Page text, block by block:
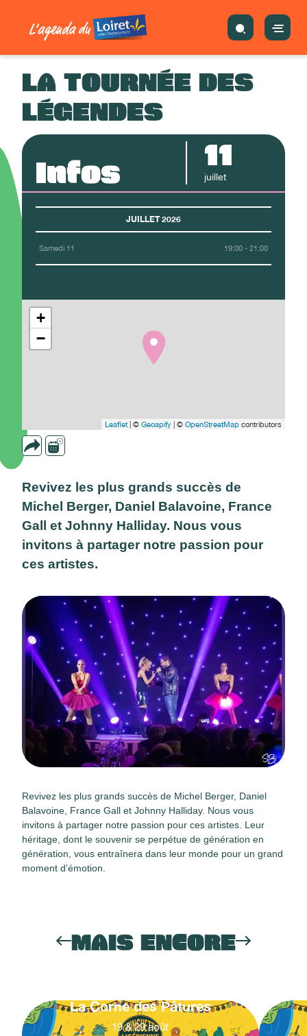
LA TOURNÉE DES
LÉGENDES
Infos 11
juillet
JUILLET 2026
Samedi 11 19:00 - 21:00
+
−
Leaflet| © Geoapify | © OpenStreetMap contributors
Revivez les plus grands succès de
Michel Berger, Daniel Balavoine, France
Gall et Johnny Halliday. Nous vous
invitons à partager notre passion pour
ces artistes.
Revivez les plus grands succès de Michel Berger, Daniel
Balavoine, France Gall et Johnny Halliday. Nous vous
invitons à partager notre passion pour ces artistes. Leur
héritage, dont le souvenir se perpétue de génération en
génération, vous entraînera dans leur monde pour un grand
moment d’émotion.
MAIS ENCORE
La Corne des Pâtures
19 & 29 août